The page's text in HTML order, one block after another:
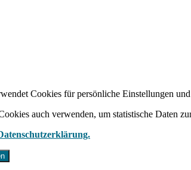
Cookies für persönliche Einstellungen
auch verwenden, um statistische Daten